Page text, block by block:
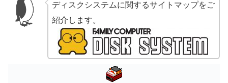
ディスクシステムに関するサイトマップをご
紹介します。